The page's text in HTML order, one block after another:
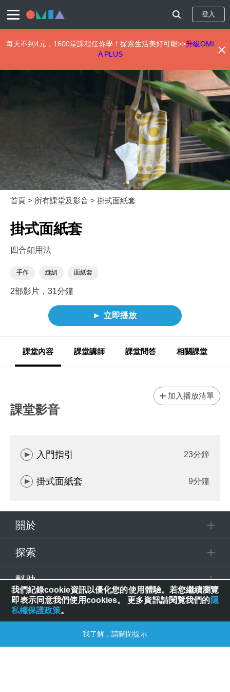
登入
每天不到4元，1600堂課程任你學！探索生活美好可能>>升級OMI
A PLUS
首頁 > 所有課堂及影音 > 掛式面紙套
掛式面紙套
四合釦用法
手作 縫紉 面紙套
2部影片，31分鐘
立即播放
課堂內容 課堂講師 課堂問答 相關課堂
課堂影音
加入播放清單
入門指引 23分鐘
掛式面紙套 9分鐘
關於
探索
幫助
追蹤
© 2025 Spring House Entertainment Tech. Inc. All Rights Reserved.
我們紀錄cookie資訊以優化您的使用體驗。若您繼續瀏覽
即表示同意我們使用cookies。 更多資訊請閱覽我們的隱
私權保護政策。
我了解，請關閉提示